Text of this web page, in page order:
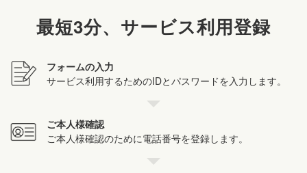
最短3分、サービス利用登録
フォームの入力
サービス利用するためのIDとパスワードを入力します。
ご本人様確認
ご本人様確認のために電話番号を登録します。